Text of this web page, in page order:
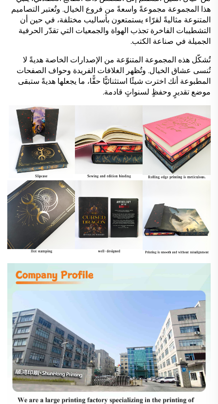
هذا المجموعة مجموعةً واسعةً من فروع الخيال. وتُعتبر التصاميم
المتنوعة مثاليةً لقرّاء يستمتعون بأساليب مختلفة، في حين أن
التشطيبات الفاخرة تجذب الهواة والجمعيات التي تقدّر الحرفية
الجميلة في صناعة الكتب.
تُشكّل هذه المجموعة المتنوّعة من الإصدارات الخاصة هديةً لا
تُنسى عشاق الخيال. وتُظهر الغلافات الفريدة وحواف الصفحات
المطبوعة أنك اخترت شيئًا استثنائيًّا حقًّا، ما يجعلها هديةً ستبقى
موضع تقديرٍ وحفظٍ لسنواتٍ قادمة.